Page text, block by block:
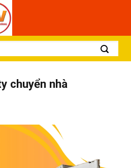
chuyển nhà